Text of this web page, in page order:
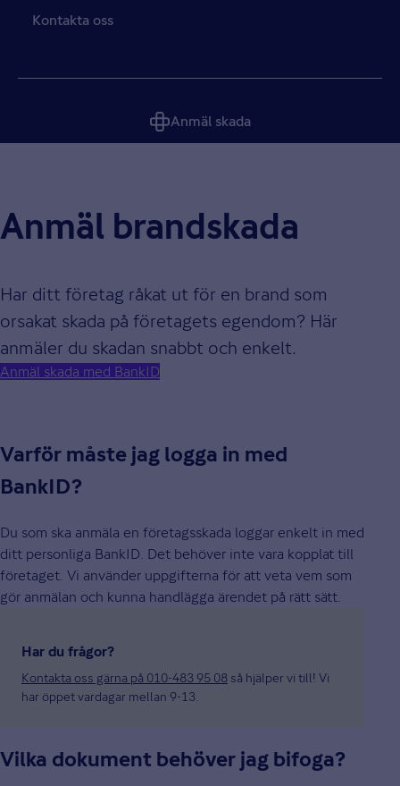
Kontakta oss
Anmäl skada
Anmäl brandskada
Har ditt företag råkat ut för en brand som
orsakat skada på företagets egendom? Här
anmäler du skadan snabbt och enkelt.
Anmäl skada med BankID
Varför måste jag logga in med
BankID?
Du som ska anmäla en företagsskada loggar enkelt in med
ditt personliga BankID. Det behöver inte vara kopplat till
företaget. Vi använder uppgifterna för att veta vem som
gör anmälan och kunna handlägga ärendet på rätt sätt.
Har du frågor?
Kontakta oss gärna på 010-483 95 08 så hjälper vi till! Vi
har öppet vardagar mellan 9-13.
Vilka dokument behöver jag bifoga?